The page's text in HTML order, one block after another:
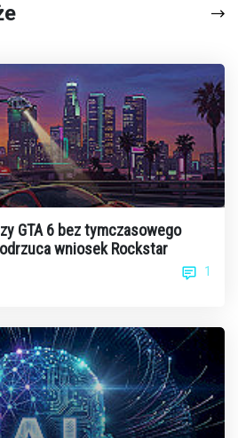
GTA 6 bez tymczasowego
wniosek Rockstar
1